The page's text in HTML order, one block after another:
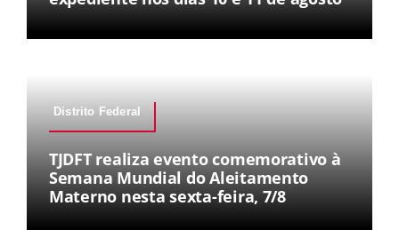
Distrito Federal
TJDFT realiza evento comemorativo à
Semana Mundial do Aleitamento
Materno nesta sexta-feira, 7/8